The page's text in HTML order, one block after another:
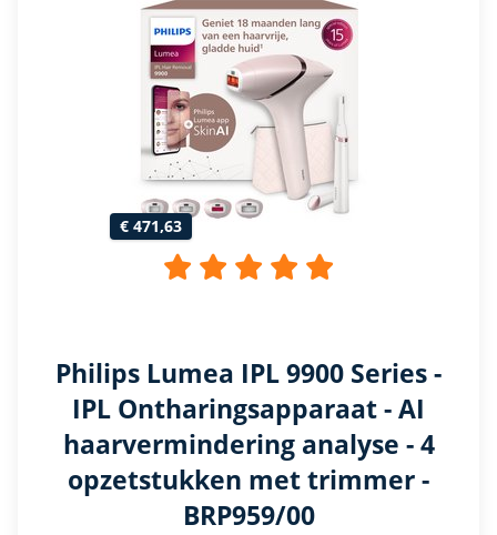
€ 471,63
Philips Lumea IPL 9900 Series -
IPL Ontharingsapparaat - AI
haarvermindering analyse - 4
opzetstukken met trimmer -
BRP959/00